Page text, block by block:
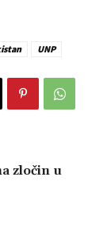
UNP
zločin u